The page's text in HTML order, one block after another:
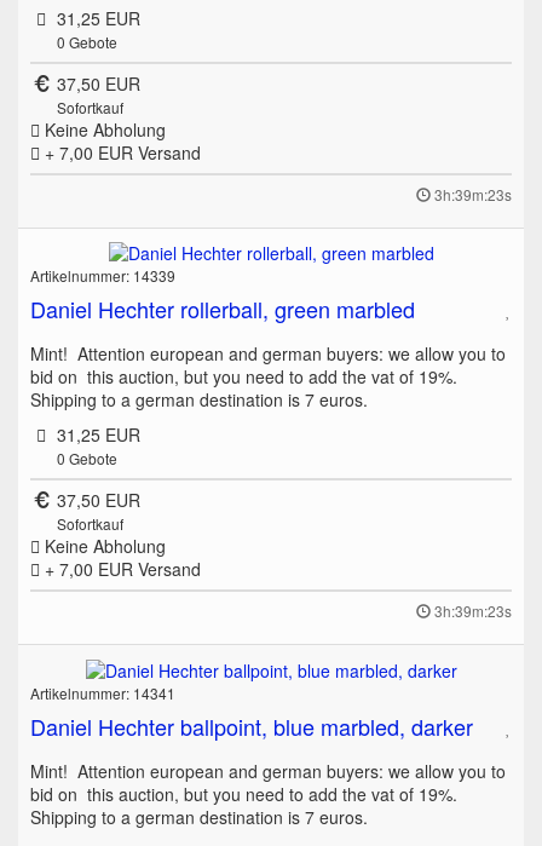
31,25 EUR
0 Gebote
37,50 EUR
Sofortkauf
Keine Abholung
+ 7,00 EUR Versand
3h:39m:23s
Artikelnummer: 14339
Daniel Hechter rollerball, green marbled
Mint! Attention european and german buyers: we allow you to
bid on this auction, but you need to add the vat of 19%.
Shipping to a german destination is 7 euros.
31,25 EUR
0 Gebote
37,50 EUR
Sofortkauf
Keine Abholung
+ 7,00 EUR Versand
3h:39m:23s
Artikelnummer: 14341
Daniel Hechter ballpoint, blue marbled, darker
Mint! Attention european and german buyers: we allow you to
bid on this auction, but you need to add the vat of 19%.
Shipping to a german destination is 7 euros.